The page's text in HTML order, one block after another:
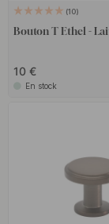
10
Bouton T Ethel -
10 €
En stock